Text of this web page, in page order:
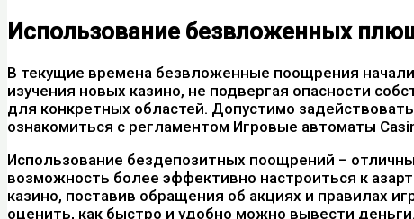
Использование безвложенных
В текущие времена безвложенные поощрения
изучения новых казино, не подвергая опасности
для конкретных областей. Допустимо
ознакомиться с регламентом Игровые автоматы
Использование бездепозитных поощрений –
возможность более эффективно настроиться к
казино, поставив обращения об акциях и правилах
оценить, как быстро и удобно можно вывести